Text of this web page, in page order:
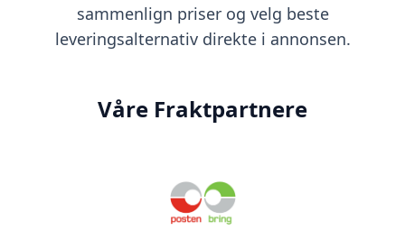
sammenlign priser og velg beste
leveringsalternativ direkte i annonsen.
Våre Fraktpartnere